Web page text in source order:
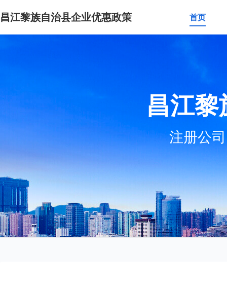
昌江黎族自治县企业优惠政策 首页
昌江
注册公